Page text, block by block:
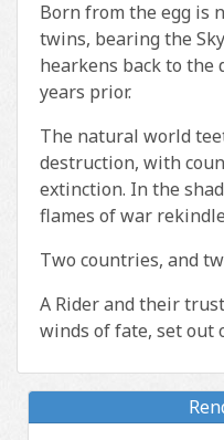
Born from the egg is
twins, bearing the
hearkens back to the
years prior.
The natural world
destruction, with
extinction. In the
flames of war
Two countries, and
A Rider and their
winds of fate, set out